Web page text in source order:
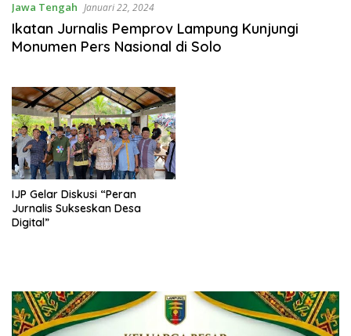
Jawa Tengah Januari 22, 2024
Ikatan Jurnalis Pemprov Lampung Kunjungi
Monumen Pers Nasional di Solo
IJP Gelar Diskusi “Peran
Jurnalis Sukseskan Desa
Digital”